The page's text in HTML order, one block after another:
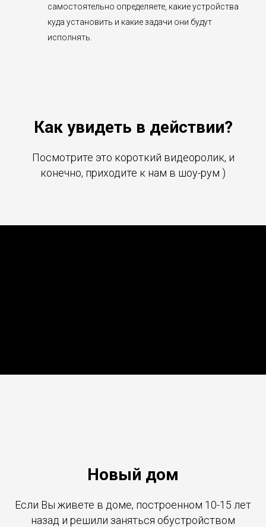
самостоятельно определяете, какие устройства
куда установить и какие задачи они будут
исполнять.
Как увидеть в действии?
Посмотрите это короткий видеоролик, и
конечно, приходите к нам в шоу-рум )
Новый дом
Если Вы живете в доме, построенном 10-15 лет
назад и решили заняться обустройством